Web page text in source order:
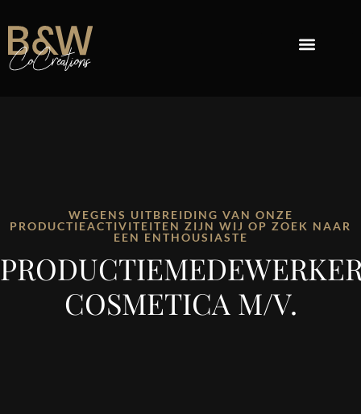
WEGENS UITBREIDING VAN ONZE
PRODUCTIEACTIVITEITEN ZIJN WIJ OP ZOEK NAAR
EEN ENTHOUSIASTE
COSMETICA M/V.